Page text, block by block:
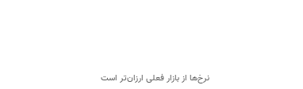
نرخ‌ها از بازار فعلی ارزان‌تر است